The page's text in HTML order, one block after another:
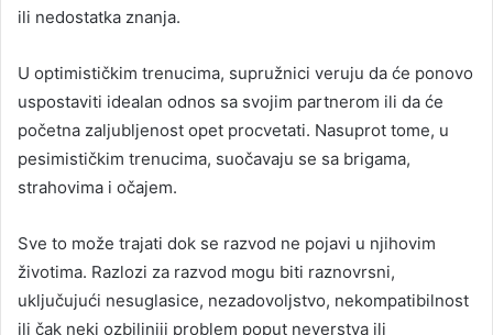
ili nedostatka znanja.
U optimističkim trenucima, supružnici veruju da će ponovo
uspostaviti idealan odnos sa svojim partnerom ili da će
početna zaljubljenost opet procvetati. Nasuprot tome, u
pesimističkim trenucima, suočavaju se sa brigama,
strahovima i očajem.
Sve to može trajati dok se razvod ne pojavi u njihovim
životima. Razlozi za razvod mogu biti raznovrsni,
uključujući nesuglasice, nezadovoljstvo, nekompatibilnost
ili čak neki ozbiljniji problem poput neverstva ili